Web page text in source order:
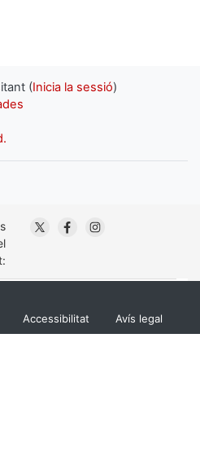
(Inicia la sessió)
. Obre en una nova
. Obre en una nova
Menu
Footer
Accessibilitat Avís legal